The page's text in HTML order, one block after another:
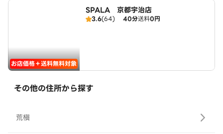
お店価格＋送料無料対象
SPALA 京都宇治店
3.6(64) 40分送料0円
その他の住所から探す
荒槇